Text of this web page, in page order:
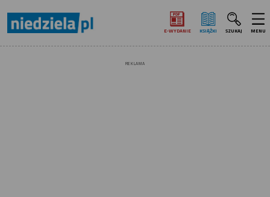
E‑WYDANIE KSIĄŻKI SZUKAJ MENU
REKLAMA